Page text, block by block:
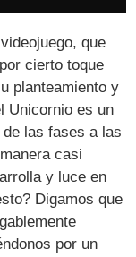
que
cierto toque
planteamiento y
Unicornio es un
las fases a las
casi
y luce en
Digamos que
por un